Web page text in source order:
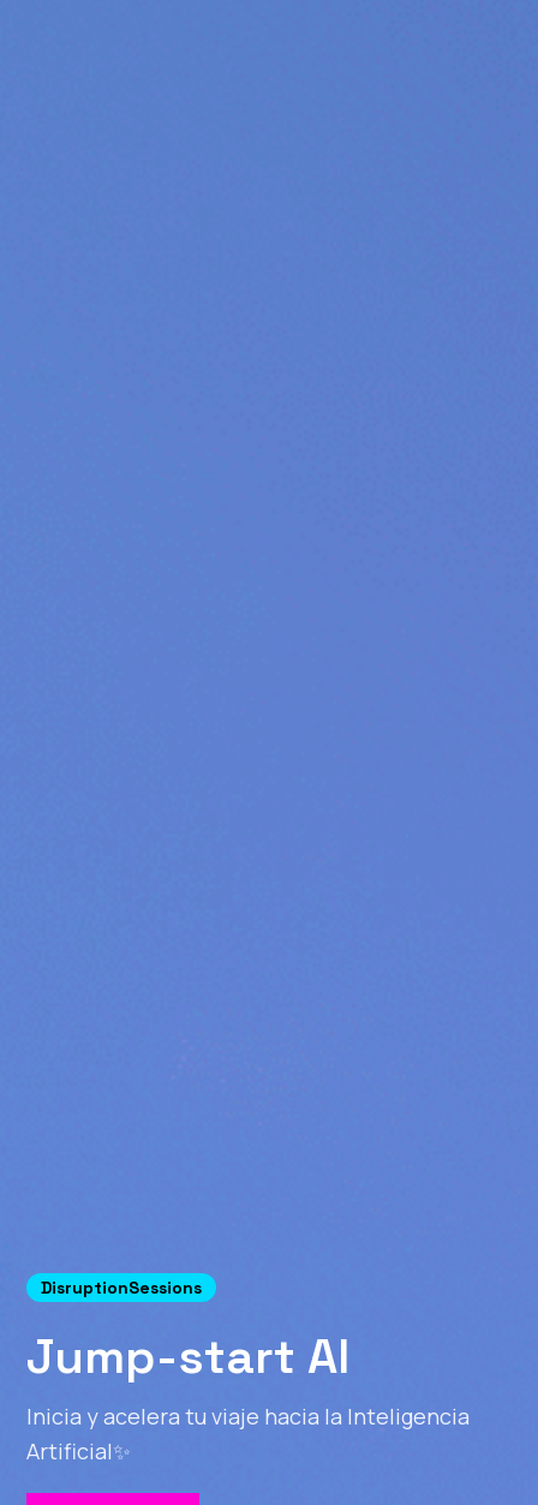
DisruptionSessions
Jump-start AI
Inicia y acelera tu viaje hacia la Inteligencia
Artificial✨